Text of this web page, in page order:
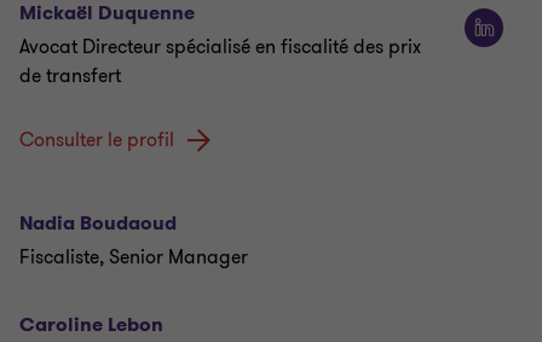
Mickaël Duquenne
Avocat Directeur spécialisé en fiscalité des prix
de transfert
Consulter le profil
Nadia Boudaoud
Fiscaliste, Senior Manager
Caroline Lebon